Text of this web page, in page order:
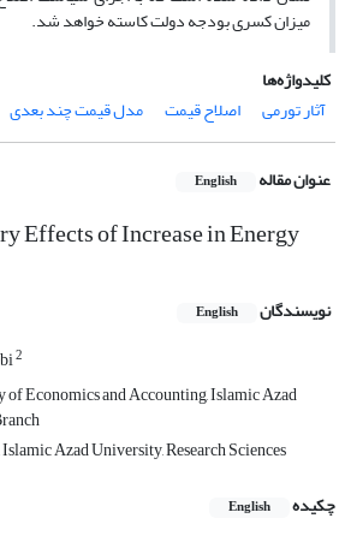
میزان کسری بودجه دولت کاسته خواهد شد.
کلیدواژه‌ها
آثار تورمی
اصلاح قیمت مدل قیمت چند بعدی
عنوان مقاله English
Effects of Increase in Energy
نویسندگان English
2
of Economics and Accounting, Islamic Azad
Azad University, Research Sciences
چکیده
English